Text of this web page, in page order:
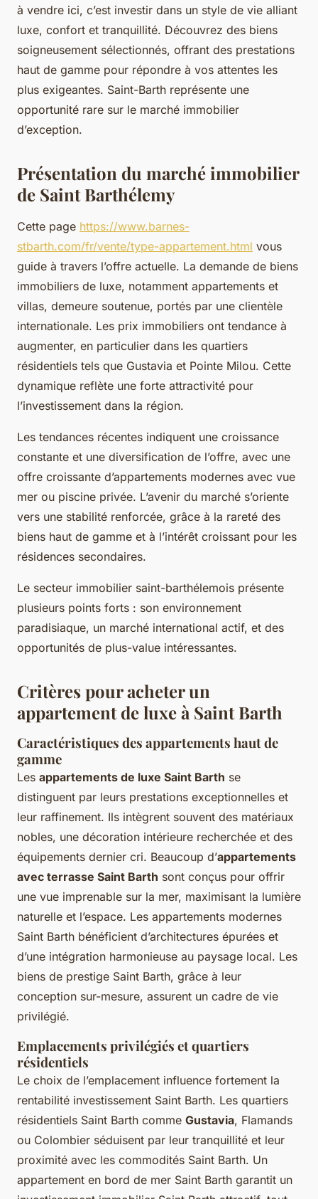
à vendre ici, c’est investir dans un style de vie alliant
luxe, confort et tranquillité. Découvrez des biens
soigneusement sélectionnés, offrant des prestations
haut de gamme pour répondre à vos attentes les
plus exigeantes. Saint-Barth représente une
opportunité rare sur le marché immobilier
d’exception.
Présentation du marché immobilier
de Saint Barthélemy
Cette page https://www.barnes-
stbarth.com/fr/vente/type-appartement.html vous
guide à travers l’offre actuelle. La demande de biens
immobiliers de luxe, notamment appartements et
villas, demeure soutenue, portés par une clientèle
internationale. Les prix immobiliers ont tendance à
augmenter, en particulier dans les quartiers
résidentiels tels que Gustavia et Pointe Milou. Cette
dynamique reflète une forte attractivité pour
l’investissement dans la région.
Les tendances récentes indiquent une croissance
constante et une diversification de l’offre, avec une
offre croissante d’appartements modernes avec vue
mer ou piscine privée. L’avenir du marché s’oriente
vers une stabilité renforcée, grâce à la rareté des
biens haut de gamme et à l’intérêt croissant pour les
résidences secondaires.
Le secteur immobilier saint-barthélemois présente
plusieurs points forts : son environnement
paradisiaque, un marché international actif, et des
opportunités de plus-value intéressantes.
Critères pour acheter un
appartement de luxe à Saint Barth
Caractéristiques des appartements haut de
gamme
Les appartements de luxe Saint Barth se
distinguent par leurs prestations exceptionnelles et
leur raffinement. Ils intègrent souvent des matériaux
nobles, une décoration intérieure recherchée et des
équipements dernier cri. Beaucoup d’appartements
avec terrasse Saint Barth sont conçus pour offrir
une vue imprenable sur la mer, maximisant la lumière
naturelle et l’espace. Les appartements modernes
Saint Barth bénéficient d’architectures épurées et
d’une intégration harmonieuse au paysage local. Les
biens de prestige Saint Barth, grâce à leur
conception sur-mesure, assurent un cadre de vie
privilégié.
Emplacements privilégiés et quartiers
résidentiels
Le choix de l’emplacement influence fortement la
rentabilité investissement Saint Barth. Les quartiers
résidentiels Saint Barth comme Gustavia, Flamands
ou Colombier séduisent par leur tranquillité et leur
proximité avec les commodités Saint Barth. Un
appartement en bord de mer Saint Barth garantit un